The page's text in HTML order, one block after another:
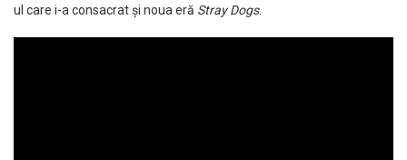
ul care i-a consacrat și noua eră Stray Dogs.